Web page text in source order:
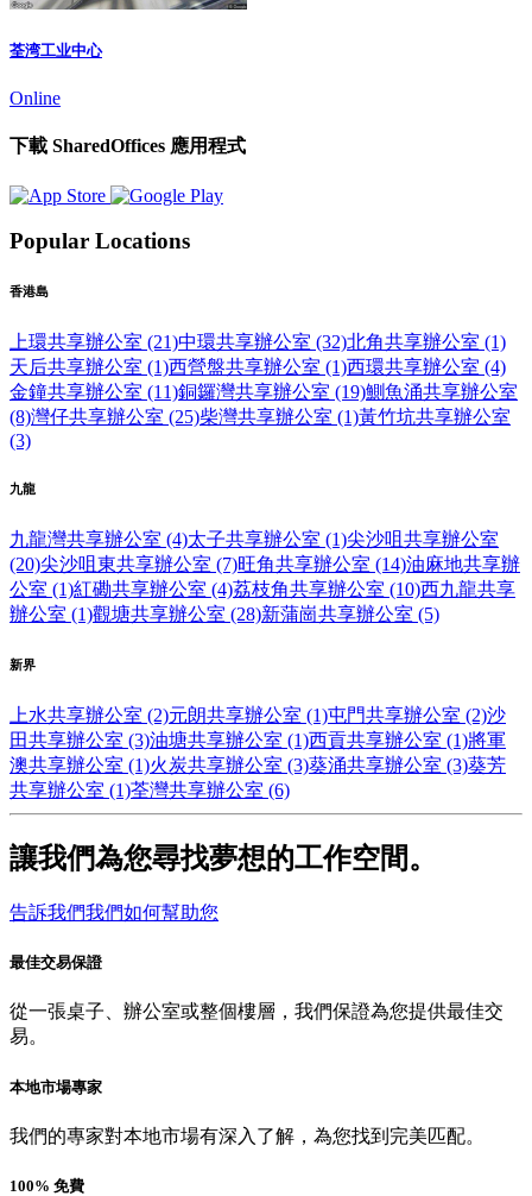
荃湾工业中心
Online
下載 SharedOffices 應用程式
Popular Locations
香港島
上環共享辦公室 (21)中環共享辦公室 (32)北角共享辦公室 (1)
天后共享辦公室 (1)西營盤共享辦公室 (1)西環共享辦公室 (4)
金鐘共享辦公室 (11)銅鑼灣共享辦公室 (19)鰂魚涌共享辦公室
(8)灣仔共享辦公室 (25)柴灣共享辦公室 (1)黃竹坑共享辦公室
(3)
九龍
九龍灣共享辦公室 (4)太子共享辦公室 (1)尖沙咀共享辦公室
(20)尖沙咀東共享辦公室 (7)旺角共享辦公室 (14)油麻地共享辦
公室 (1)紅磡共享辦公室 (4)荔枝角共享辦公室 (10)西九龍共享
辦公室 (1)觀塘共享辦公室 (28)新蒲崗共享辦公室 (5)
新界
上水共享辦公室 (2)元朗共享辦公室 (1)屯門共享辦公室 (2)沙
田共享辦公室 (3)油塘共享辦公室 (1)西貢共享辦公室 (1)將軍
澳共享辦公室 (1)火炭共享辦公室 (3)葵涌共享辦公室 (3)葵芳
共享辦公室 (1)荃灣共享辦公室 (6)
讓我們為您尋找夢想的工作空間。
告訴我們我們如何幫助您
最佳交易保證
從一張桌子、辦公室或整個樓層，我們保證為您提供最佳交
易。
本地市場專家
我們的專家對本地市場有深入了解，為您找到完美匹配。
100% 免費